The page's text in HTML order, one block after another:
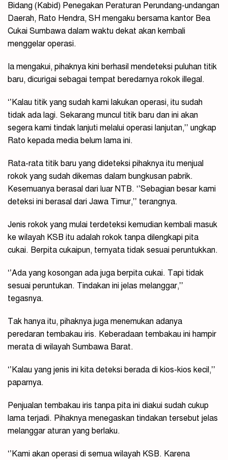
Bidang (Kabid) Penegakan Peraturan Perundang-undangan
Daerah, Rato Hendra, SH mengaku bersama kantor Bea
Cukai Sumbawa dalam waktu dekat akan kembali
menggelar operasi.
Ia mengakui, pihaknya kini berhasil mendeteksi puluhan titik
baru, dicurigai sebagai tempat beredarnya rokok illegal.
‘’Kalau titik yang sudah kami lakukan operasi, itu sudah
tidak ada lagi. Sekarang muncul titik baru dan ini akan
segera kami tindak lanjuti melalui operasi lanjutan,’’ ungkap
Rato kepada media belum lama ini.
Rata-rata titik baru yang dideteksi pihaknya itu menjual
rokok yang sudah dikemas dalam bungkusan pabrik.
Kesemuanya berasal dari luar NTB. ‘’Sebagian besar kami
deteksi ini berasal dari Jawa Timur,’’ terangnya.
Jenis rokok yang mulai terdeteksi kemudian kembali masuk
ke wilayah KSB itu adalah rokok tanpa dilengkapi pita
cukai. Berpita cukaipun, ternyata tidak sesuai peruntukkan.
‘’Ada yang kosongan ada juga berpita cukai. Tapi tidak
sesuai peruntukan. Tindakan ini jelas melanggar,’’
tegasnya.
Tak hanya itu, pihaknya juga menemukan adanya
peredaran tembakau iris. Keberadaan tembakau ini hampir
merata di wilayah Sumbawa Barat.
‘’Kalau yang jenis ini kita deteksi berada di kios-kios kecil,’’
paparnya.
Penjualan tembakau iris tanpa pita ini diakui sudah cukup
lama terjadi. Pihaknya menegaskan tindakan tersebut jelas
melanggar aturan yang berlaku.
‘’Kami akan operasi di semua wilayah KSB. Karena